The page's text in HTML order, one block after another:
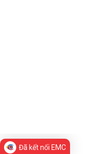
Đã kết nối EMC